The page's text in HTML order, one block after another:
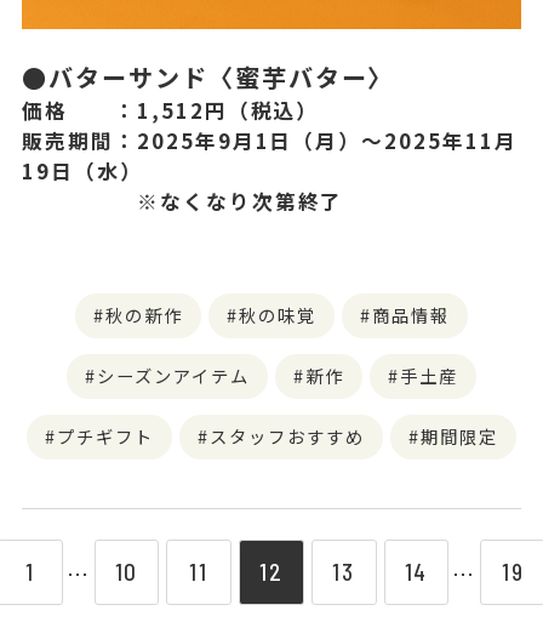
●バターサンド〈蜜芋バター〉
価格 ：1,512円（税込）
販売期間：2025年9月1日（月）〜2025年11月
19日（水）
※なくなり次第終了
秋の新作 秋の味覚 商品情報
シーズンアイテム 新作 手土産
プチギフト スタッフおすすめ 期間限定
1 ⋯ 10 11 12 13 14 ⋯ 19